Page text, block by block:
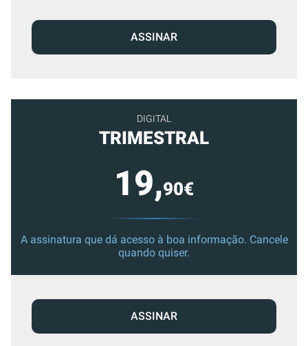
ASSINAR
DIGITAL
TRIMESTRAL
19,90€
A assinatura que dá acesso à boa informação. Cancele
quando quiser.
ASSINAR